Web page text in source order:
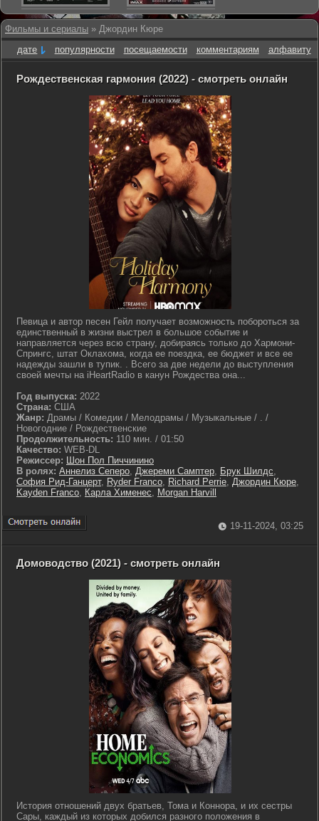
Фильмы и сериалы » Джордин Кюре
дате
популярности посещаемости комментариям алфавиту
Рождественская гармония (2022) - смотреть онлайн
Певица и автор песен Гейл получает возможность побороться за
единственный в жизни выстрел в большое событие и
направляется через всю страну, добираясь только до Хармони-
Спрингс, штат Оклахома, когда ее поездка, ее бюджет и все ее
надежды зашли в тупик. . Всего за две недели до выступления
своей мечты на iHeartRadio в канун Рождества она...
Год выпуска: 2022
Страна: США
Жанр: Драмы / Комедии / Мелодрамы / Музыкальные / . /
Новогодние / Рождественские
Продолжительность: 110 мин. / 01:50
Качество: WEB-DL
Режиссер: Шон Пол Пиччинино
В ролях: Аннелиз Сеперо, Джереми Самптер, Брук Шилдс,
София Рид-Ганцерт, Ryder Franco, Richard Perrie, Джордин Кюре,
Kayden Franco, Карла Хименес, Morgan Harvill
19-11-2024, 03:25
Домоводство (2021) - смотреть онлайн
История отношений двух братьев, Тома и Коннора, и их сестры
Сары, каждый из которых добился разного положения в